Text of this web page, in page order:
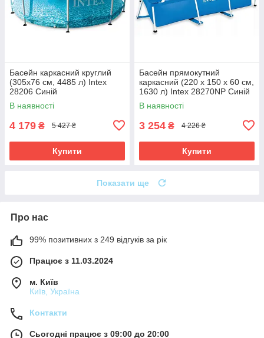
Басейн каркасний круглий
(305x76 см, 4485 л) Intex
28206 Синій
В наявності
4 179 ₴ 5 427 ₴
Купити
Басейн прямокутний
каркасний (220 x 150 x 60 см,
1630 л) Intex 28270NP Синій
В наявності
3 254 ₴ 4 226 ₴
Купити
Показати ще
Про нас
99% позитивних з 249 відгуків за рік
Працює з 11.03.2024
м. Київ
Київ, Україна
Контакти
Сьогодні працює з 09:00 до 20:00